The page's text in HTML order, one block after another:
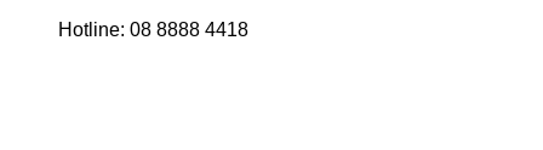
Hotline: 08 8888 4418